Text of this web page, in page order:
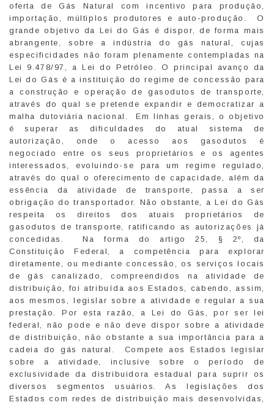
oferta de Gás Natural com incentivo para produção,
importação, múltiplos produtores e auto-produção. O
grande objetivo da Lei do Gás é dispor, de forma mais
abrangente, sobre a indústria do gás natural, cujas
especificidades não foram plenamente contempladas na
Lei 9.478/97, a Lei do Petróleo. O principal avanço da
Lei do Gás é a instituição do regime de concessão para
a construção e operação de gasodutos de transporte,
através do qual se pretende expandir e democratizar a
malha dutoviária nacional. Em linhas gerais, o objetivo
é superar as dificuldades do atual sistema de
autorização, onde o acesso aos gasodutos é
negociado entre os seus proprietários e os agentes
interessados, evoluindo-se para um regime regulado,
através do qual o oferecimento de capacidade, além da
essência da atividade de transporte, passa a ser
obrigação do transportador. Não obstante, a Lei do Gás
respeita os direitos dos atuais proprietários de
gasodutos de transporte, ratificando as autorizações já
concedidas. Na forma do artigo 25, § 2º, da
Constituição Federal, a competência para explorar
diretamente, ou mediante concessão, os serviços locais
de gás canalizado, compreendidos na atividade de
distribuição, foi atribuída aos Estados, cabendo, assim,
aos mesmos, legislar sobre a atividade e regular a sua
prestação. Por esta razão, a Lei do Gás, por ser lei
federal, não pode e não deve dispor sobre a atividade
de distribuição, não obstante a sua importância para a
cadeia do gás natural. Compete aos Estados legislar
sobre a atividade, inclusive sobre o período de
exclusividade da distribuidora estadual para suprir os
diversos segmentos usuários. As legislações dos
Estados com redes de distribuição mais desenvolvidas,